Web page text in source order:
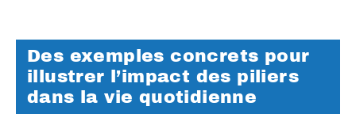
Des exemples concrets pour
illustrer l’impact des piliers
dans la vie quotidienne